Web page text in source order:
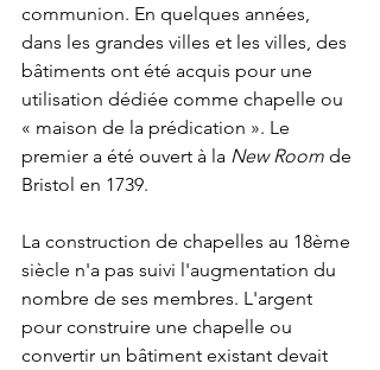
communion. En quelques années,
dans les grandes villes et les villes, des
bâtiments ont été acquis pour une
utilisation dédiée comme chapelle ou
« maison de la prédication ». Le
premier a été ouvert à la New Room de
Bristol en 1739.
La construction de chapelles au 18ème
siècle n'a pas suivi l'augmentation du
nombre de ses membres. L'argent
pour construire une chapelle ou
convertir un bâtiment existant devait